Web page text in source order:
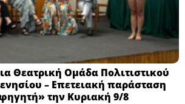
Θεατρική Ομάδα Πολιτιστικού
– Επετειακή παράσταση
την Κυριακή 9/8